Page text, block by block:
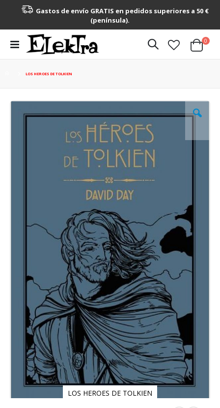
Gastos de envío GRATIS en pedidos superiores a 50 €
(península).
Toggle
Nav
Cart
0
LOS HEROES DE TOLKIEN
Saltar
LOS HEROES DE TOLKIEN